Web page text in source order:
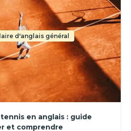
d'anglais général
en anglais : guide
et comprendre